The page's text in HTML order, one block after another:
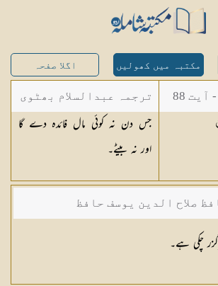
مکتبہ میں کھولیں اگلا صفحہ
88 ترجمہ عبدالسلام بھٹوی
- عبدالسلام بن محمد
جس دن نہ کوئی مال فائدہ دے گا
اور نہ بیٹے۔
صلاح الدین یوسف حافظ
چکی ہے۔